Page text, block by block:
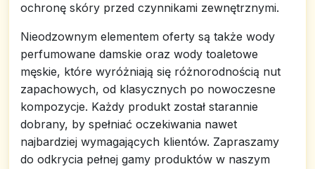
ochronę skóry przed czynnikami zewnętrznymi.
Nieodzownym elementem oferty są także wody
perfumowane damskie oraz wody toaletowe
męskie, które wyróżniają się różnorodnością nut
zapachowych, od klasycznych po nowoczesne
kompozycje. Każdy produkt został starannie
dobrany, by spełniać oczekiwania nawet
najbardziej wymagających klientów. Zapraszamy
do odkrycia pełnej gamy produktów w naszym